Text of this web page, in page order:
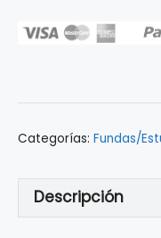
Categorías: Fundas/
Descripción